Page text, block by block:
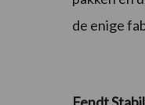
de enige